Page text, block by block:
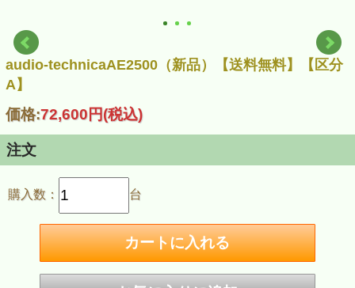
audio-technicaAE2500（新品）【送料無料】【区分
A】
価格:72,600円(税込)
注文
購入数： 台